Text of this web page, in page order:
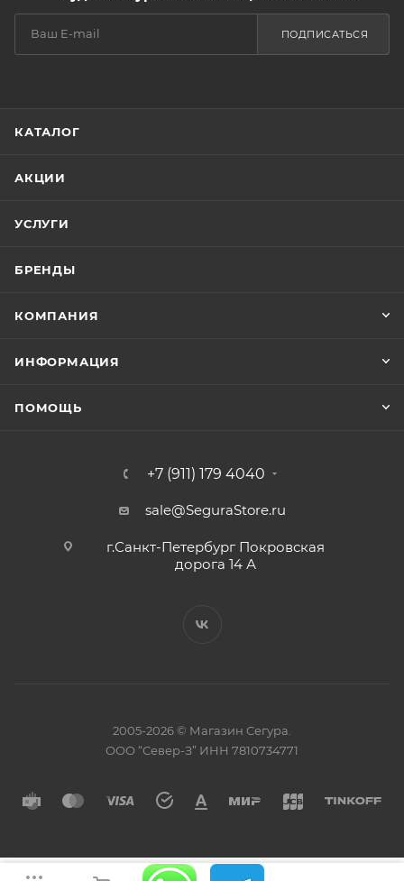
ПОДПИСАТЬСЯ
КАТАЛОГ
АКЦИИ
УСЛУГИ
БРЕНДЫ
КОМПАНИЯ
ИНФОРМАЦИЯ
ПОМОЩЬ
+7 (911) 179 4040
sale@SeguraStore.ru
г.Санкт-Петербург Покровская
дорога 14 А
2005-2026 © Магазин Сегура.
ООО “Север-З” ИНН 7810734771